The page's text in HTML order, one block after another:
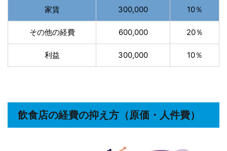
家賃 300,000 10％
その他の経費 600,000 20％
利益 300,000 10％
飲食店の経費の抑え方（原価・人件費）